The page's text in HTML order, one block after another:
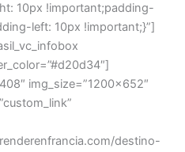
10px !important;padding-
left: 10px !important;}”]
img_size=”1200×652″
destino-